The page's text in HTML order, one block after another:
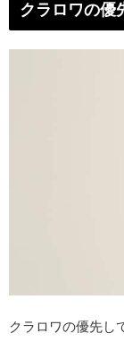
クラロワの優
クラロワの優先し